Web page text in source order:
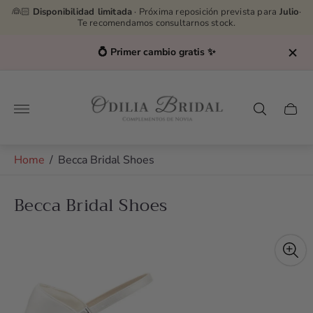
👰🏻 Disponibilidad limitada · Próxima reposición prevista para Julio·
Te recomendamos consultarnos stock.
💍 Primer cambio gratis ✨
Store
logo"
Cart
Home / Becca Bridal Shoes
Becca Bridal Shoes